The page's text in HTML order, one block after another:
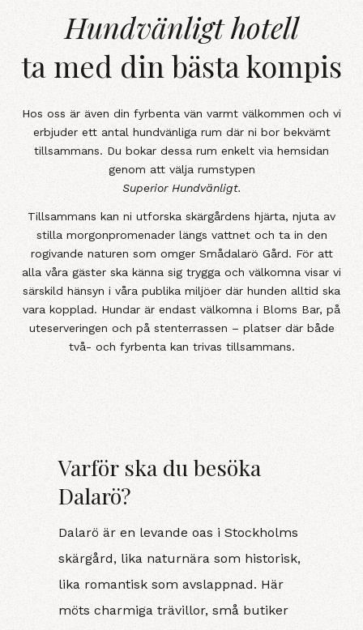
Hundvänligt hotell ta med din
Hundvänligt hotell
ta med din bästa kompis
Hos oss är även din fyrbenta vän varmt välkommen och vi
erbjuder ett antal hundvänliga rum där ni bor bekvämt
tillsammans. Du bokar dessa rum enkelt via hemsidan
genom att välja rumstypen
Superior Hundvänligt.
Tillsammans kan ni utforska skärgårdens hjärta, njuta av
stilla morgonpromenader längs vattnet och ta in den
rogivande naturen som omger Smådalarö Gård. För att
alla våra gäster ska känna sig trygga och välkomna visar vi
särskild hänsyn i våra publika miljöer där hunden alltid ska
vara kopplad. Hundar är endast välkomna i Bloms Bar, på
uteserveringen och på stenterrassen – platser där både
två- och fyrbenta kan trivas tillsammans.
Varför ska du besöka
Dalarö?
Dalarö är en levande oas i Stockholms
skärgård, lika naturnära som historisk,
lika romantisk som avslappnad. Här
möts charmiga trävillor, små butiker